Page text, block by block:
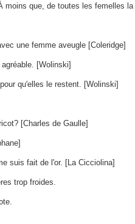
que, de toutes les femelles
une femme aveugle [Coleridge]
[Wolinski]
qu'elles le restent. [Wolinski]
[Charles de Gaulle]
suis fait de l'or. [La Cicciolina]
trop froides.